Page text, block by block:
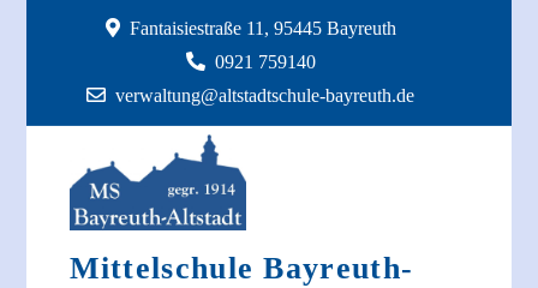
Fantaisiestraße 11, 95445 Bayreuth
0921 759140
verwaltung@altstadtschule-bayreuth.de
Mittelschule Bayreuth-